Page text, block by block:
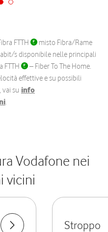
FTTH
misto Fibra/Rame
s disponibile nelle principali
FTTH
– Fiber To The Home.
effettive e su possibili
su info
.
Vodafone nei
vicini
Stroppo